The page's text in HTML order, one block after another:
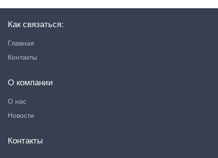
Как связаться:
Главная
Контакты
О компании
О нас
Новости
Контакты